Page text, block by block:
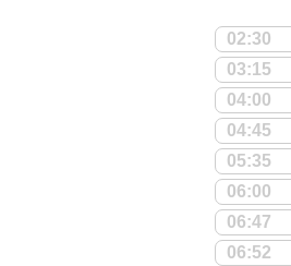
02:30
03:15
04:00
04:45
05:35
06:00
06:47
06:52